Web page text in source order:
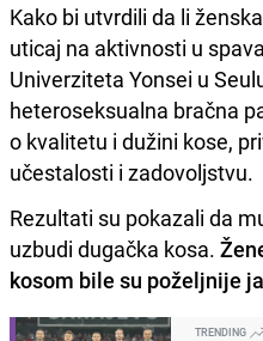
Kako bi utvrdili da li
uticaj na aktivnosti u
Univerziteta Yonsei u
heteroseksualna bračna
o kvalitetu i dužini kose,
učestalosti i zadovoljstvu.
Rezultati su pokazali da
uzbudi dugačka kosa.
kosom bile su poželjnije
TRENDING